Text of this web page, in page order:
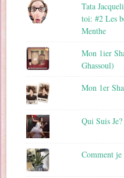
Tata
toi: #2 Les
Menthe
Mon 1ier
Ghassoul)
Mon 1er
Qui Suis Je?
Comment